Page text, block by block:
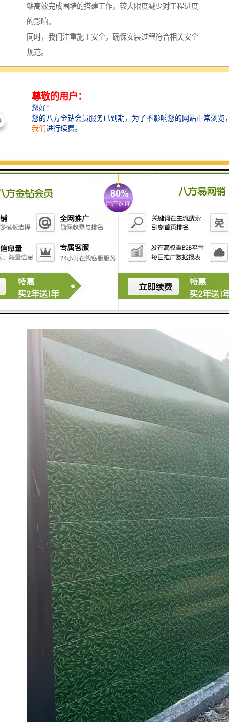
够高效完成围墙的搭建工作，较大限度减少对工程进度
的影响。
同时，我们注重施工安全，确保安装过程符合相关安全
规范。
技术创新，品质保障
优化产品设计和生产工艺。